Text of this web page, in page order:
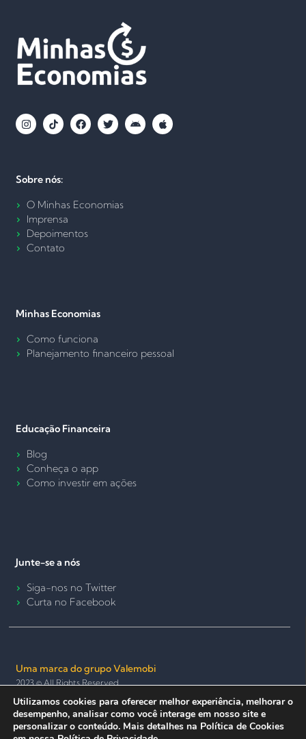
Sobre nós:
O Minhas Economias
Imprensa
Depoimentos
Contato
Minhas Economias
Como funciona
Planejamento financeiro pessoal
Educação Financeira
Blog
Conheça o app
Como investir em ações
Junte-se a nós
Siga-nos no Twitter
Curta no Facebook
Uma marca do grupo Valemobi
2023 © All Rights Reserved.
Termos de Uso e Política de PrivacidadePolítica de Cookies
Seguro e anônimo
Utilizamos cookies para oferecer melhor experiência, melhorar o
desempenho, analisar como você interage em nosso site e
personalizar o conteúdo. Mais detalhes na Política de Cookies